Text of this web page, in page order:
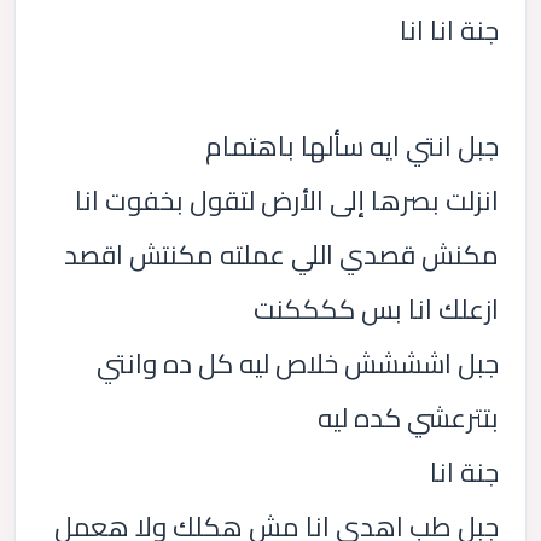
جنة انا انا
جبل انتي ايه سألها باهتمام
انزلت بصرها إلى الأرض لتقول بخفوت انا
مكنش قصدي اللي عملته مكنتش اقصد
ازعلك انا بس ككككنت
جبل اشششش خلاص ليه كل ده وانتي
بتترعشي كده ليه
جنة انا
جبل طب اهدي انا مش هكلك ولا هعمل